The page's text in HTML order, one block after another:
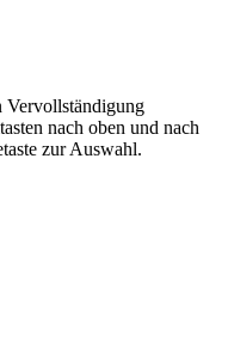
Vervollständigung
nach oben und nach
zur Auswahl.